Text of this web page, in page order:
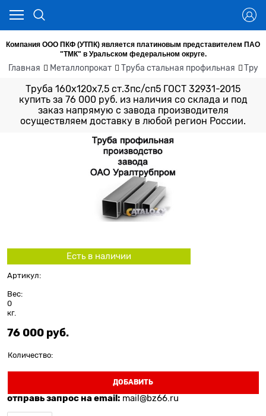
Компания ООО ПКФ (УТПК) является платиновым представителем ПАО
"ТМК" в Уральском федеральном округе.
Главная Металлопрокат Труба стальная профильная
Труба 160х120х7,5 ст.3пс/сп5 ГОСТ 32931-2015
купить за 76 000 руб. из наличия со склада и под
заказ напрямую с завода производителя
осуществляем доставку в любой регион России.
Есть в наличии
Артикул:
Вес:
0
кг.
76 000 руб.
Количество:
ДОБАВИТЬ
отправь запрос на email: mail@bz66.ru